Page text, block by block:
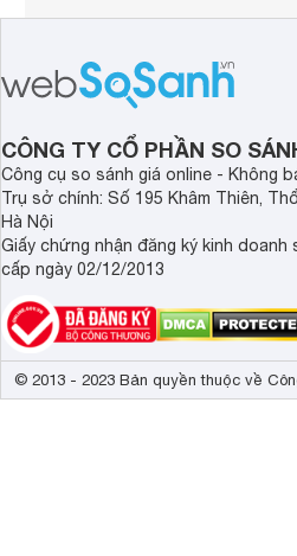
CÔNG TY CỔ PHẦN SO
Công cụ so sánh giá online - Không
Trụ sở chính: Số 195 Khâm Thiên,
Hà Nội
Giấy chứng nhận đăng ký kinh doanh
cấp ngày 02/12/2013
© 2013 - 2023 Bản quyền thuộc về